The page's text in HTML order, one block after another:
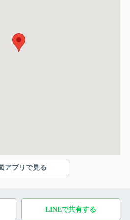
アプリで見る
LINEで共有する